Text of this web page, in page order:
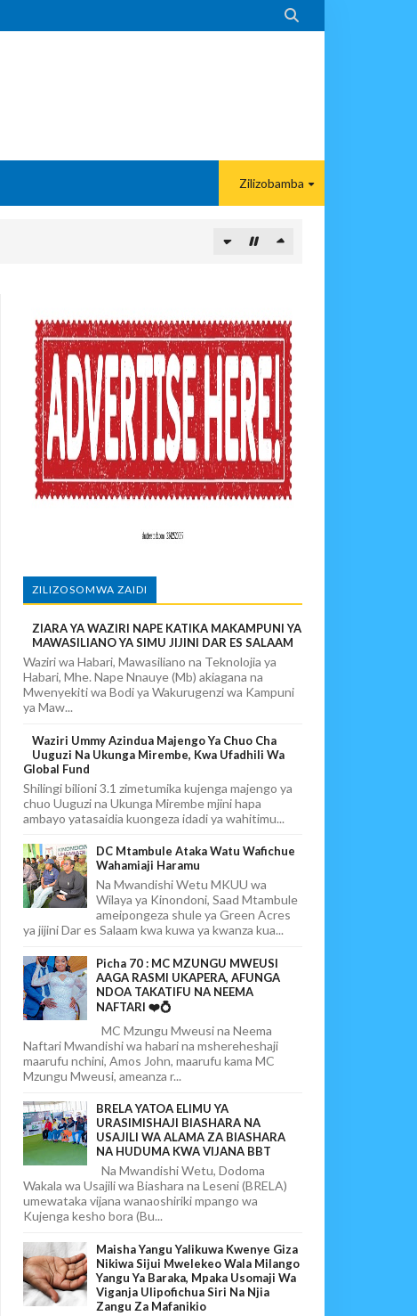

Zilizobamba
Kunipa Usimamizi
KUPIKIA
ZILIZOSOMWA ZAIDI
ZIARA YA WAZIRI NAPE KATIKA MAKAMPUNI YA
MAWASILIANO YA SIMU JIJINI DAR ES SALAAM
Waziri wa Habari, Mawasiliano na Teknolojia ya
Habari, Mhe. Nape Nnauye (Mb) akiagana na
Mwenyekiti wa Bodi ya Wakurugenzi wa Kampuni
ya Maw...
Waziri Ummy Azindua Majengo Ya Chuo Cha
Uuguzi Na Ukunga Mirembe, Kwa Ufadhili Wa
Global Fund
Shilingi bilioni 3.1 zimetumika kujenga majengo ya
chuo Uuguzi na Ukunga Mirembe mjini hapa
ambayo yatasaidia kuongeza idadi ya wahitimu...
DC Mtambule Ataka Watu Wafichue
Wahamiaji Haramu
Na Mwandishi Wetu MKUU wa
Wilaya ya Kinondoni, Saad Mtambule
ameipongeza shule ya Green Acres
ya jijini Dar es Salaam kwa kuwa ya kwanza kua...
Picha 70 : MC MZUNGU MWEUSI
AAGA RASMI UKAPERA, AFUNGA
NDOA TAKATIFU NA NEEMA
NAFTARI ❤️💍
MC Mzungu Mweusi na Neema
Naftari Mwandishi wa habari na mshereheshaji
maarufu nchini, Amos John, maarufu kama MC
Mzungu Mweusi, ameanza r...
BRELA YATOA ELIMU YA
URASIMISHAJI BIASHARA NA
USAJILI WA ALAMA ZA BIASHARA
NA HUDUMA KWA VIJANA BBT
Na Mwandishi Wetu, Dodoma
Wakala wa Usajili wa Biashara na Leseni (BRELA)
umewataka vijana wanaoshiriki mpango wa
Kujenga kesho bora (Bu...
Maisha Yangu Yalikuwa Kwenye Giza
Nikiwa Sijui Mwelekeo Wala Milango
Yangu Ya Baraka, Mpaka Usomaji Wa
Viganja Ulipofichua Siri Na Njia
Zangu Za Mafanikio